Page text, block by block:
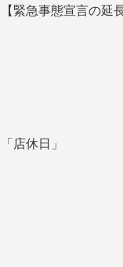
【緊急事態宣言の延
「店休日」